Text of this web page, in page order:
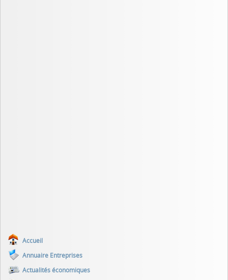
Accueil
Annuaire Entreprises
Actualités économiques